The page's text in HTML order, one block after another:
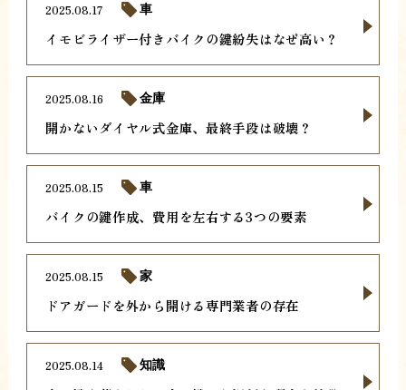
イモビライザー付きバイクの鍵紛失はなぜ高い？
2025.08.17 車
開かないダイヤル式金庫、最終手段は破壊？
2025.08.16 金庫
バイクの鍵作成、費用を左右する3つの要素
2025.08.15 車
ドアガードを外から開ける専門業者の存在
2025.08.15 家
2025.08.14 知識